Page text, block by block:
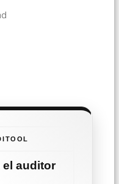
el auditor